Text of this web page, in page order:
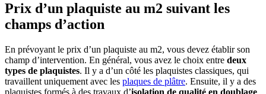
Prix d’un plaquiste au m2 suivant les
champs d’action
En prévoyant le prix d’un plaquiste au m2, vous devez établir son
champ d’intervention. En général, vous avez le choix entre deux
types de plaquistes. Il y a d’un côté les plaquistes classiques, qui
travaillent uniquement avec les plaques de plâtre. Ensuite, il y a des